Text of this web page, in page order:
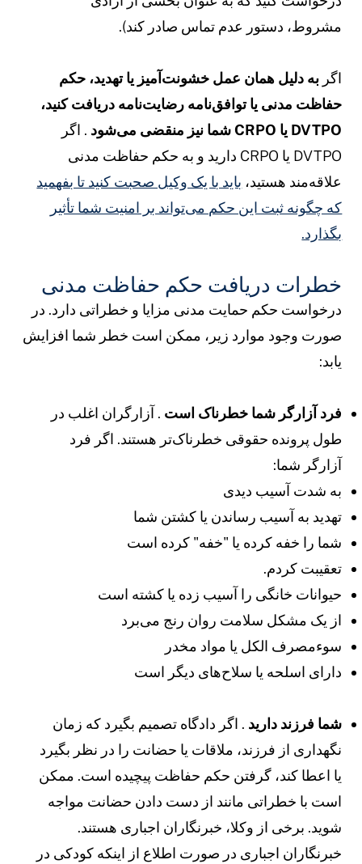
مشروط، دستور عدم تماس صادر کند).
اگربه دلیل همان عملخشونت‌آمیز یا تهدید،حکم
حفاظت مدنی یا توافق‌نامه رضایت‌نامه دریافت کنید،
DVTPO یا CRPO شما نیز منقضی می‌شود
. اگر
DVTPO یا CRPO دارید و به حکم حفاظت مدنی
علاقه‌مند هستید،باید با یک وکیل صحبت کنید تا بفهمید
که چگونه ثبت این حکم می‌تواند بر امنیت شما تأثیر
بگذارد.
خطرات دریافت حکم حفاظت مدنی
درخواست حکم حمایت مدنی مزایا و خطراتی دارد. در
صورت وجود موارد زیر، ممکن است خطر شما افزایش
یابد:
فرد آزارگر شما خطرناک است. آزارگران اغلب در
طول پرونده حقوقی خطرناک‌تر هستند. اگر فرد
آزارگر شما:
به شدت آسیب دیدی
تهدید به آسیب رساندن یا کشتن شما
شما را خفه کرده یا "خفه" کرده است
تعقیبت کردم.
حیوانات خانگی را آسیب زده یا کشته است
از یک مشکل سلامت روان رنج می‌برد
سوءمصرف الکل یا مواد مخدر
دارای اسلحه یا سلاح‌های دیگر است
شما فرزند دارید . اگر دادگاه تصمیم بگیرد که زمان
نگهداری از فرزند، ملاقات یا حضانت را در نظر بگیرد
یا اعطا کند، گرفتن حکم حفاظت پیچیده است. ممکن
است با خطراتی مانند از دست دادن حضانت مواجه
شوید. برخی از وکلا، خبرنگاران اجباری هستند.
خبرنگاران اجباری در صورت اطلاع از اینکه کودکی در